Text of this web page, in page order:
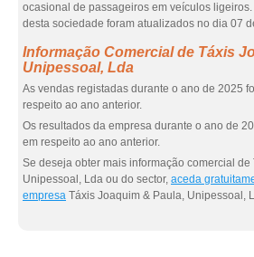
ocasional de passageiros em veículos
desta sociedade foram atualizados no dia 07
Informação Comercial de Táxis
Unipessoal, Lda
As vendas registadas durante o ano de 2025
respeito ao ano anterior.
Os resultados da empresa durante o ano de
em respeito ao ano anterior.
Se deseja obter mais informação comercial
Unipessoal, Lda ou do sector, aceda
empresa Táxis Joaquim & Paula, Unipessoal,